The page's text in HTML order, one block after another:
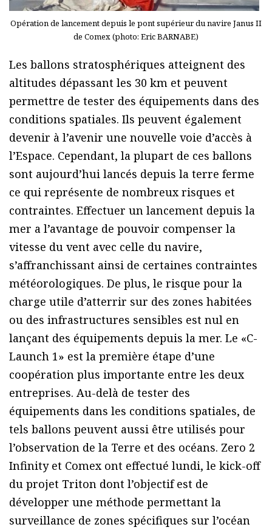
Opération de lancement depuis le pont supérieur du navire Janus II
de Comex (photo: Eric BARNABE)
Les ballons stratosphériques atteignent des
altitudes dépassant les 30 km et peuvent
permettre de tester des équipements dans des
conditions spatiales. Ils peuvent également
devenir à l’avenir une nouvelle voie d’accès à
l’Espace. Cependant, la plupart de ces ballons
sont aujourd’hui lancés depuis la terre ferme
ce qui représente de nombreux risques et
contraintes. Effectuer un lancement depuis la
mer a l’avantage de pouvoir compenser la
vitesse du vent avec celle du navire,
s’affranchissant ainsi de certaines contraintes
météorologiques. De plus, le risque pour la
charge utile d’atterrir sur des zones habitées
ou des infrastructures sensibles est nul en
lançant des équipements depuis la mer. Le «C-
Launch 1» est la première étape d’une
coopération plus importante entre les deux
entreprises. Au-delà de tester des
équipements dans les conditions spatiales, de
tels ballons peuvent aussi être utilisés pour
l’observation de la Terre et des océans. Zero 2
Infinity et Comex ont effectué lundi, le kick-off
du projet Triton dont l’objectif est de
développer une méthode permettant la
surveillance de zones spécifiques sur l’océan